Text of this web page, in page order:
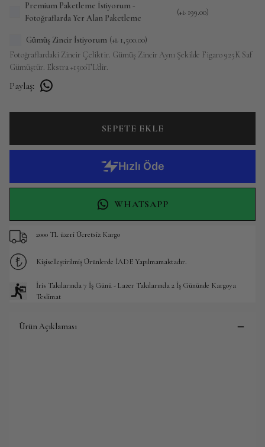
Premium Paketleme İstiyorum -
Fotoğraflarda Yer Alan Paketleme
(+₺ 199.00)
Gümüş Zincir İstiyorum (+₺ 1,500.00)
Fotoğraflardaki Zincir Çeliktir. Gümüş Zincir Aynı Şekilde Figaro 925K Saf
Gümüştür. Ekstra +1500TL'dir.
Paylaş:
SEPETE EKLE
WHATSAPP
2000 TL üzeri Ücretsiz Kargo
Kişiselleştirilmiş Ürünlerde İADE Yapılmamaktadır.
İris Takılarında 7 İş Günü - Lazer Takılarında 2 İş Gününde Kargoya
Teslimat
Ürün Açıklaması